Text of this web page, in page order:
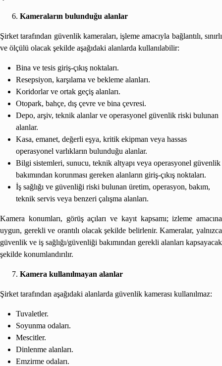
Kameraların bulunduğu alanlar
Şirket tarafından güvenlik kameraları, işleme amacıyla bağlantılı, sınırlı
ve ölçülü olacak şekilde aşağıdaki alanlarda kullanılabilir:
Bina ve tesis giriş-çıkış noktaları.
Resepsiyon, karşılama ve bekleme alanları.
Koridorlar ve ortak geçiş alanları.
Otopark, bahçe, dış çevre ve bina çevresi.
Depo, arşiv, teknik alanlar ve operasyonel güvenlik riski bulunan
alanlar.
Kasa, emanet, değerli eşya, kritik ekipman veya hassas
operasyonel varlıkların bulunduğu alanlar.
Bilgi sistemleri, sunucu, teknik altyapı veya operasyonel güvenlik
bakımından korunması gereken alanların giriş-çıkış noktaları.
İş sağlığı ve güvenliği riski bulunan üretim, operasyon, bakım,
teknik servis veya benzeri çalışma alanları.
Kamera konumları, görüş açıları ve kayıt kapsamı; izleme amacına
uygun, gerekli ve orantılı olacak şekilde belirlenir. Kameralar, yalnızca
güvenlik ve iş sağlığı/güvenliği bakımından gerekli alanları kapsayacak
şekilde konumlandırılır.
Kamera kullanılmayan alanlar
Şirket tarafından aşağıdaki alanlarda güvenlik kamerası kullanılmaz:
Tuvaletler.
Soyunma odaları.
Mescitler.
Dinlenme alanları.
Emzirme odaları.